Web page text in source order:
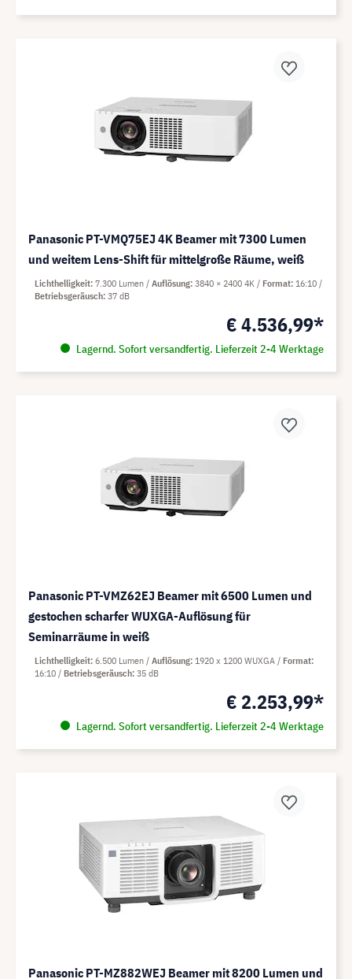
Panasonic PT-VMQ75EJ 4K Beamer mit 7300 Lumen
und weitem Lens-Shift für mittelgroße Räume, weiß
€ 4.536,99*
Lagernd. Sofort versandfertig. Lieferzeit 2-4 Werktage
Lichthelligkeit 7.300 Lumen Auflösung 3840 × 2400 4K Format 16:10
Betriebsgeräusch 37 dB
Panasonic PT-VMZ62EJ Beamer mit 6500 Lumen und
gestochen scharfer WUXGA-Auflösung für
Seminarräume in weiß
€ 2.253,99*
Lagernd. Sofort versandfertig. Lieferzeit 2-4 Werktage
Lichthelligkeit 6.500 Lumen Auflösung 1920 x 1200 WUXGA
Format
16:10
Betriebsgeräusch 35 dB
Panasonic PT-MZ882WEJ Beamer mit 8200 Lumen und